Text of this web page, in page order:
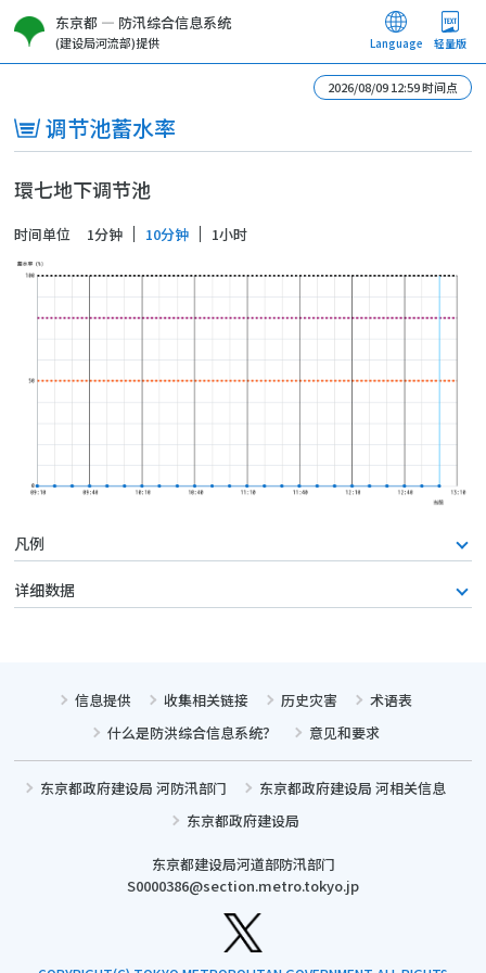
东京都 — 防汛综合信息系统
(建设局河流部)提供 Language 轻量版
2026/08/09 12:59 时间点
调节池蓄水率
環七地下调节池
时间单位 1分钟 10分钟 1小时
凡例
详细数据
信息提供 收集相关链接 历史灾害
术语表
什么是防洪综合信息系统？
意见和要求
东京都政府建设局 河防汛部门
东京都政府建设局 河相关信息
东京都政府建设局
东京都建设局河道部防汛部门
S0000386@section.metro.tokyo.jp